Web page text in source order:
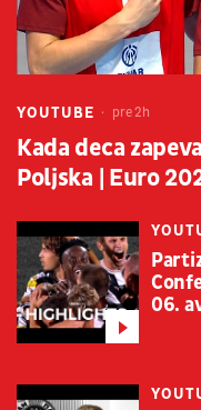
YOUTUBE pre 2h
Kada deca
Poljska | Euro
06.